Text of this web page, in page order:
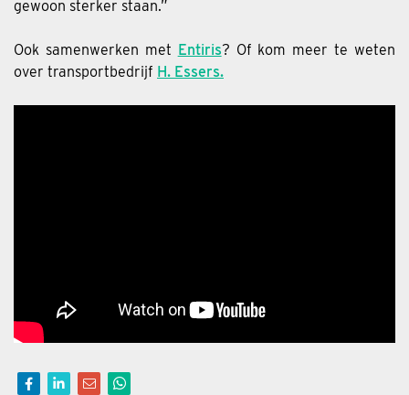
gewoon sterker staan.”
Ook samenwerken met Entiris? Of kom meer te weten
over transportbedrijf H. Essers.